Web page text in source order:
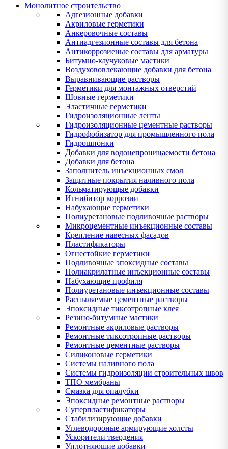
Монолитное строительство
Адгезионные добавки
Акриловые герметики
Анкеровочные составы
Антиадгезионные составы для бетона
Антикоррозиеные составы для арматуры
Битумно-каучуковые мастики
Воздухововлекающие добавки для бетона
Выравнивающие растворы
Герметики для монтажных отверстий
Шовные герметики
Эластичные герметики
Гидроизоляционные ленты
Гидроизоляционные цементные растворы
Гидрофобизатор для промышленного пола
Гидрошпонки
Добавки для водонепроницаемости бетона
Добавки для бетона
Заполнитель инъекционных смол
Защитные покрытия наливного пола
Кольматирующые добавки
Игнибитор коррозии
Набухающие герметики
Полиуретановые подливочные растворы
Микроцементные инъекционные составы
Крепление навесных фасадов
Пластификаторы
Огнестойкие герметики
Подливочные эпоксидные составы
Полиакрилатные инъекционные составы
Набухающие профиля
Полиуретановые инъекционные составы
Распыляемые цементные растворы
Эпоксидные тиксотропные клея
Резино-битумные мастики
Ремонтные акриловые растворы
Ремонтные тиксотропные растворы
Ремонтные цементные растворы
Силиконовые герметики
Системы наливного пола
Системы гидроизоляции строительных швов
ТПО мембраны
Смазка для опалубки
Эпоксидные ремонтные растворы
Суперпластификаторы
Стабилизирующие добавки
Углеводороные армирующие холсты
Ускорители твердения
Уплотняющие добавки